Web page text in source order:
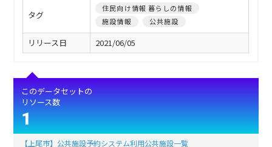
タグ
住民向け情報 暮らしの情報
施設情報
公共施設
リリース日 2021/06/05
このデータセットの
リソース数
1
【上尾市】公共施設予約システム利用公共施設一覧